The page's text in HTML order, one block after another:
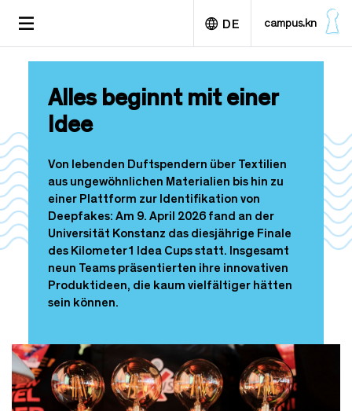
m
n
h
l
t
TOGGLE
DE campus.kn
Alles beginnt mit einer
Idee
Von lebenden Duftspendern über Textilien
aus ungewöhnlichen Materialien bis hin zu
einer Plattform zur Identifikation von
Deepfakes: Am 9. April 2026 fand an der
Universität Konstanz das diesjährige Finale
des Kilometer1 Idea Cups statt. Insgesamt
neun Teams präsentierten ihre innovativen
Produktideen, die kaum vielfältiger hätten
sein können.